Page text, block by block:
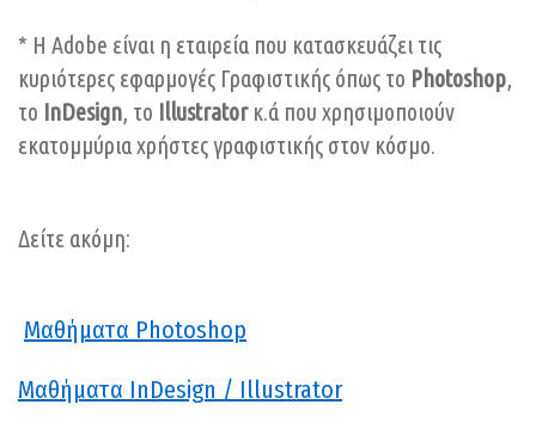
* Η Adobe είναι η εταιρεία που κατασκευάζει τις
κυριότερες εφαρμογές Γραφιστικής όπως το Photoshop,
το InDesign, το Illustratorκ.ά που χρησιμοποιούν
εκατομμύρια χρήστες γραφιστικής στον κόσμο.
Δείτε ακόμη:
Μαθήματα Photoshop
Μαθήματα InDesign / Illustrator